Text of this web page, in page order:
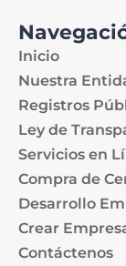
Inicio
Nuestra
Registros
Ley de
Servicios en
Compra de
Desarrollo
Crear
Contáctenos